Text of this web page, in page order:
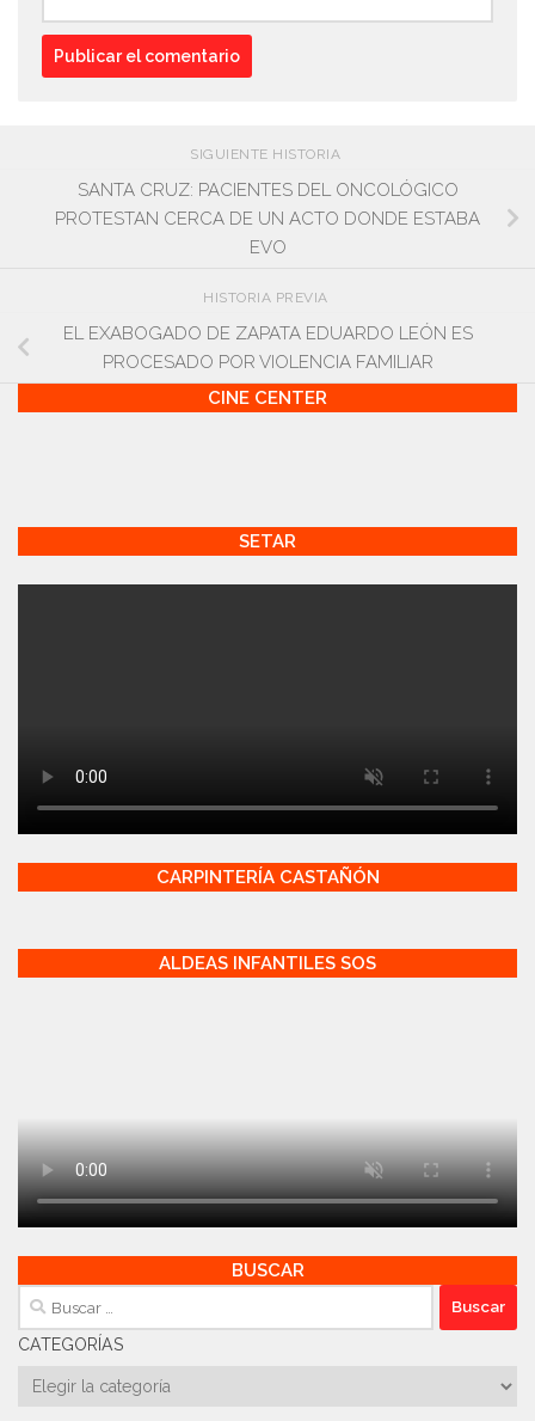
SIGUIENTE HISTORIA
SANTA CRUZ: PACIENTES DEL ONCOLÓGICO
PROTESTAN CERCA DE UN ACTO DONDE ESTABA
EVO
HISTORIA PREVIA
EL EXABOGADO DE ZAPATA EDUARDO LEÓN ES
PROCESADO POR VIOLENCIA FAMILIAR
CINE CENTER
SETAR
CARPINTERÍA CASTAÑÓN
ALDEAS INFANTILES SOS
BUSCAR
Buscar:
CATEGORÍAS
Categorías